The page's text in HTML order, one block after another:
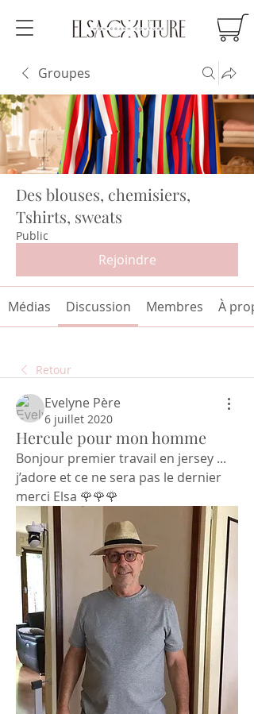
Groupes
Des blouses, chemisiers,
Tshirts, sweats
Public
Rejoindre
Médias Discussion Membres À
Retour
Evelyne Père
6 juillet 2020
Hercule pour mon homme
Bonjour premier travail en jersey ...
j’adore et ce ne sera pas le dernier
merci Elsa 🌹🌹🌹